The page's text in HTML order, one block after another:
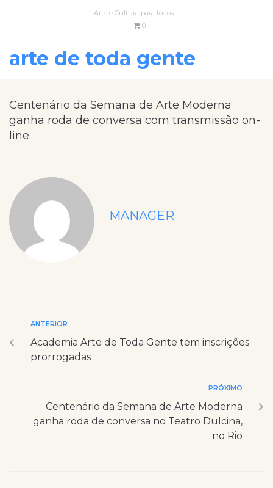
Arte e Cultura para todos
0
arte de toda gente
Centenário da Semana de Arte Moderna
ganha roda de conversa com transmissão on-
line
MANAGER
ANTERIOR
Academia Arte de Toda Gente tem inscrições
prorrogadas
PRÓXIMO
Centenário da Semana de Arte Moderna
ganha roda de conversa no Teatro Dulcina,
no Rio